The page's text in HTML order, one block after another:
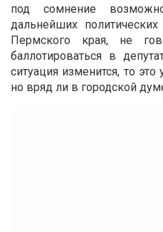
под сомнение
дальнейших
Пермского края, не
баллотироваться в
ситуация изменится, то
но вряд ли в городской